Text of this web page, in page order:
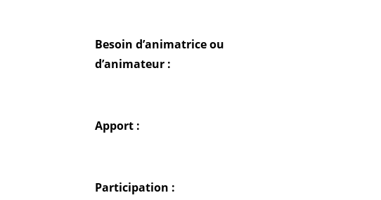
Besoin d’animatrice ou
d’animateur :
Apport :
Participation :